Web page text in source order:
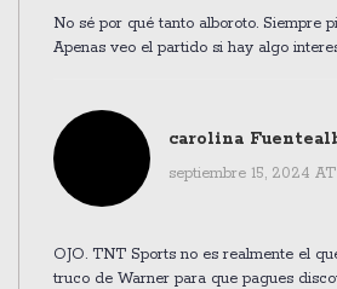
No sé por qué tanto alboroto. Siempre
Apenas veo el partido si hay algo
carolina
septiembre 15, 2024 AT
OJO. TNT Sports no es realmente el
truco de Warner para que pagues